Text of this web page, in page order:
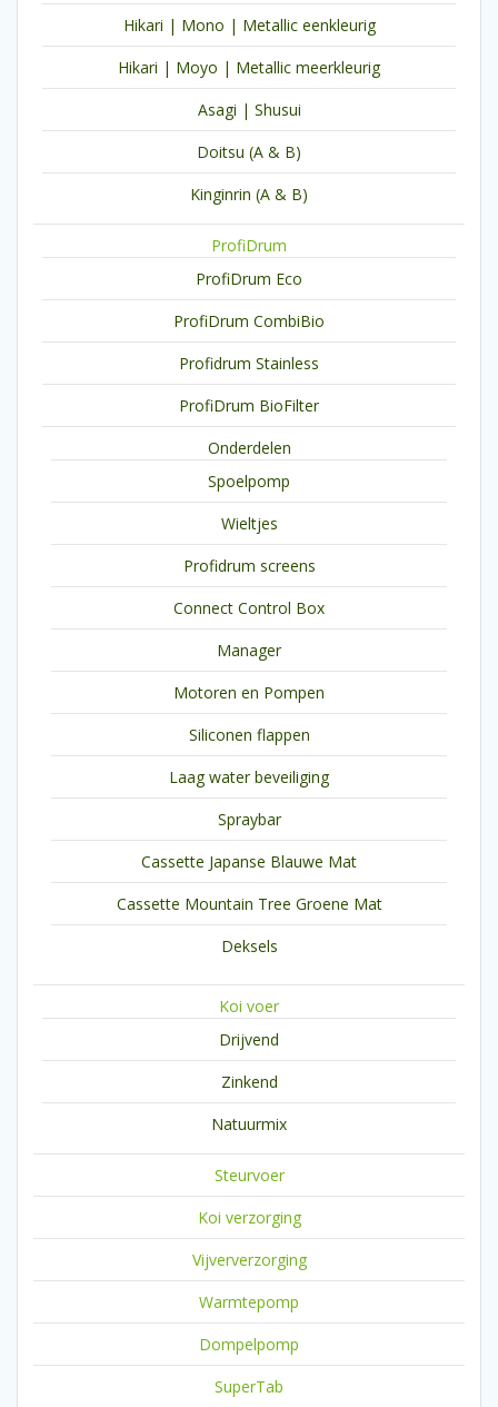
Hikari | Mono | Metallic eenkleurig
Hikari | Moyo | Metallic meerkleurig
Asagi | Shusui
Doitsu (A & B)
Kinginrin (A & B)
ProfiDrum
ProfiDrum Eco
ProfiDrum CombiBio
Profidrum Stainless
ProfiDrum BioFilter
Onderdelen
Spoelpomp
Wieltjes
Profidrum screens
Connect Control Box
Manager
Motoren en Pompen
Siliconen flappen
Laag water beveiliging
Spraybar
Cassette Japanse Blauwe Mat
Cassette Mountain Tree Groene Mat
Deksels
Koi voer
Drijvend
Zinkend
Natuurmix
Steurvoer
Koi verzorging
Vijververzorging
Warmtepomp
Dompelpomp
SuperTab